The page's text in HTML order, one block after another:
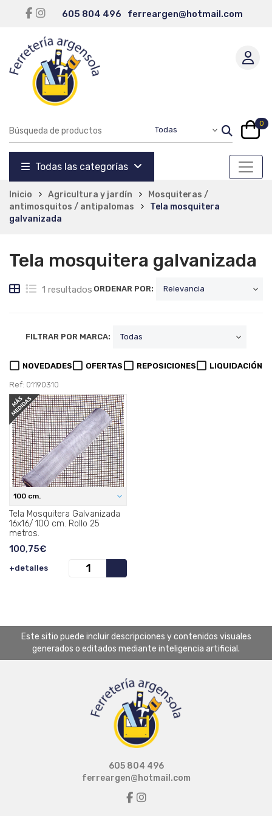
605 804 496 ferreargen@hotmail.com
0
Todas las categorías
Inicio Agricultura y jardín
Mosquiteras /
antimosquitos / antipalomas
Tela mosquitera
galvanizada
Tela mosquitera galvanizada
1 resultados ORDENAR POR:
FILTRAR POR MARCA:
NOVEDADES OFERTAS REPOSICIONES LIQUIDACIÓN
Ref: 01190310
100 cm.
Tela Mosquitera Galvanizada
16x16/ 100 cm. Rollo 25
metros.
100,75€
+detalles
Este sitio puede incluir descripciones y contenidos visuales
generados o editados mediante inteligencia artificial.
605 804 496
ferreargen@hotmail.com